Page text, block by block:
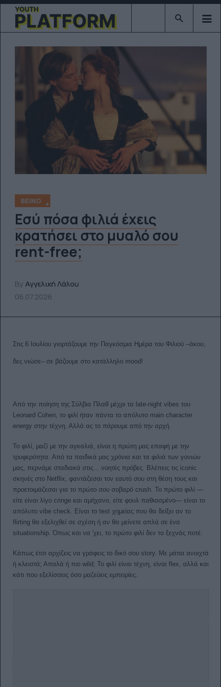
Type 2 or
BEING
Εσύ πόσα φιλιά έχεις
κρατήσει στο μυαλό σου
rent-free;
By Αγγελική Λάλου
06.07.2026
Στις 6 Ιουλίου γιορτάζουμε την Παγκόσμια Ημέρα του Φιλιού –άκου,
δες νιώσε–σε βάζουμε στο κατάλληλο mood!
Από την ποίηση της Σύλβια Πλαθ μέχρι τα late-night vibes του
Leonard Cohen, το φιλί ήταν πάντα το απόλυτο main character
energy στην τέχνη. Αλλά ας το πάρουμε από την αρχή.
Το φιλί, μαζί με την αγκαλιά, είναι η πρώτη μας επαφή με την
τρυφερότητα. Από τα παιδικά μας χρόνια και τα φιλιά των γονιών
μας, περνάμε σταδιακά στις... νοητές πρόβες. Βλέπεις τις iconic
σκηνές στο Netflix, φαντάζεσαι τον εαυτό σου στη θέση τους και
προετοιμάζεσαι για το πρώτο σου σοβαρό crush. Το πρώτο φιλί —
είτε είναι λίγο cringe και αμήχανο, είτε φουλ παθιασμένο— είναι το
απόλυτο vibe check. Είναι το test χημείας που θα δείξει αν το
flirting θα εξελιχθεί σε σχέση ή αν θα μείνετε απλά σε ένα
situationship. Όπως και να 'χει, το πρώτο φιλί δεν το ξεχνάς ποτέ.
Κάπως έτσι αρχίζεις να γράφεις το δικό σου story. Με μάτια ανοιχτά
ή κλειστά; Απαλά ή πιο wild; Το φιλί είναι τέχνη, είναι flex, αλλά και
κάτι που εξελίσσεις όσο μαζεύεις εμπειρίες.